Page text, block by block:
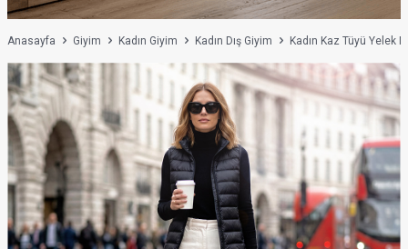
Anasayfa Giyim Kadın Giyim Kadın Dış Giyim Kadın Kaz Tüyü Yelek